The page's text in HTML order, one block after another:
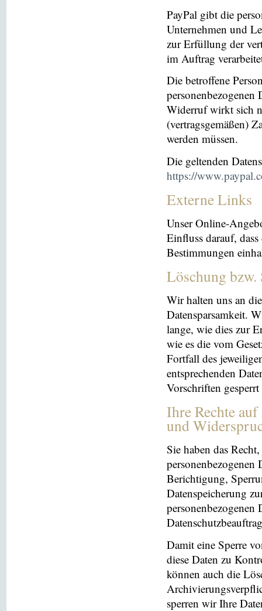
PayPal gibt die
Unternehmen und
zur Erfüllung der
im Auftrag
Die betroffene
personenbezogenen
Widerruf wirkt sich
(vertragsgemäßen)
werden müssen.
Die geltenden
https://
Externe Links
Unser Online-
Einfluss darauf,
Bestimmungen
Löschung
Wir halten uns an
Datensparsamkeit.
lange, wie dies zur
wie es die vom
Fortfall des
entsprechenden
Vorschriften
Ihre Rechte
und
Sie haben das
personenbezogenen
Berichtigung,
Datenspeicherung
personenbezogenen
Damit eine Sperre
diese Daten zu
können auch die
sperren wir Ihre